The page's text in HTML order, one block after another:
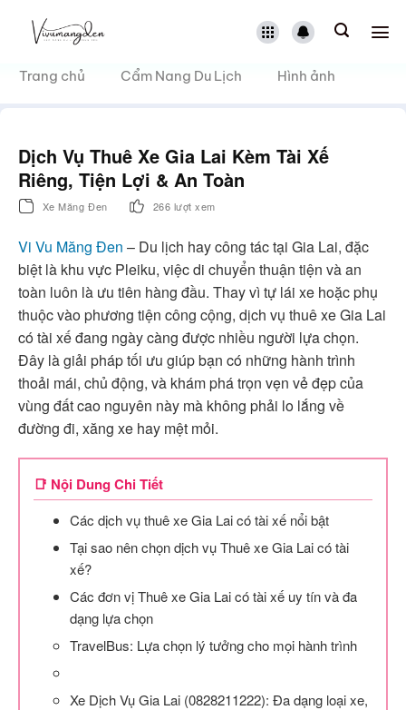
dungTrang chủ Cẩm Nang Du Lịch Hình ảnh
Dịch Vụ Thuê Xe Gia Lai Kèm Tài Xế
Riêng, Tiện Lợi & An Toàn
Xe Măng Đen 266 lượt xem
Vi Vu Măng Đen – Du lịch hay công tác tại Gia Lai, đặc
biệt là khu vực Pleiku, việc di chuyển thuận tiện và an
toàn luôn là ưu tiên hàng đầu. Thay vì tự lái xe hoặc phụ
thuộc vào phương tiện công cộng, dịch vụ thuê xe Gia Lai
có tài xế đang ngày càng được nhiều người lựa chọn.
Đây là giải pháp tối ưu giúp bạn có những hành trình
thoải mái, chủ động, và khám phá trọn vẹn vẻ đẹp của
vùng đất cao nguyên này mà không phải lo lắng về
đường đi, xăng xe hay mệt mỏi.
📑 Nội Dung Chi Tiết
Các dịch vụ thuê xe Gia Lai có tài xế nổi bật
Tại sao nên chọn dịch vụ Thuê xe Gia Lai có tài
xế?
Các đơn vị Thuê xe Gia Lai có tài xế uy tín và đa
dạng lựa chọn
TravelBus: Lựa chọn lý tưởng cho mọi hành trình
Xe Dịch Vụ Gia Lai (0828211222): Đa dạng loại xe,